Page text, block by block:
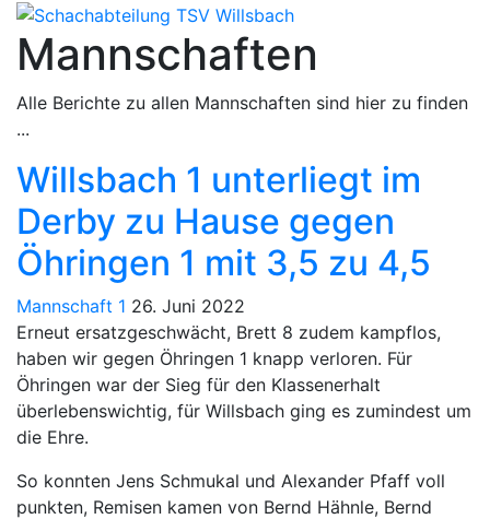
Mannschaften
Alle Berichte zu allen Mannschaften sind hier zu finden
...
Willsbach 1 unterliegt im
Derby zu Hause gegen
Öhringen 1 mit 3,5 zu 4,5
Mannschaft 1 26. Juni 2022
Erneut ersatzgeschwächt, Brett 8 zudem kampflos,
haben wir gegen Öhringen 1 knapp verloren. Für
Öhringen war der Sieg für den Klassenerhalt
überlebenswichtig, für Willsbach ging es zumindest um
die Ehre.
So konnten Jens Schmukal und Alexander Pfaff voll
punkten, Remisen kamen von Bernd Hähnle, Bernd